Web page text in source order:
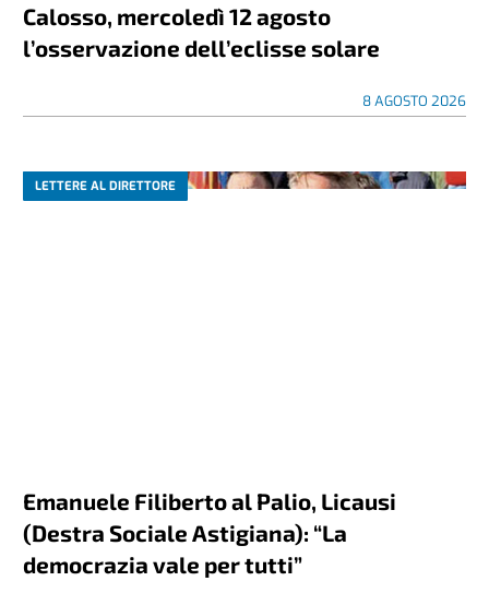
Calosso, mercoledì 12 agosto
l’osservazione dell’eclisse solare
8 AGOSTO 2026
LETTERE AL DIRETTORE
Emanuele Filiberto al Palio, Licausi
(Destra Sociale Astigiana): “La
democrazia vale per tutti”